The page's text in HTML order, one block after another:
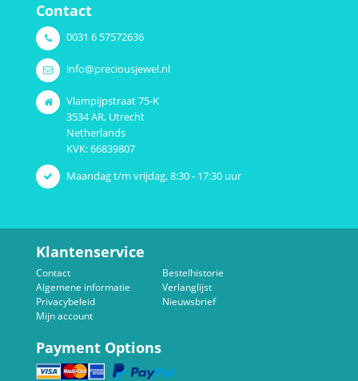
Contact
0031 6 57572636
info@preciousjewel.nl
Vlampijpstraat 75-K
3534 AR, Utrecht
Netherlands
KVK: 66839807
Maandag t/m vrijdag, 8:30 - 17:30 uur
Klantenservice
Contact
Algemene informatie
Privacybeleid
Mijn account
Bestelhistorie
Verlanglijst
Nieuwsbrief
Payment Options